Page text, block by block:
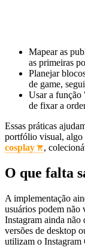
Mapear as
as primeiras
Planejar
de game,
Usar a função
de fixar a
Essas práticas
portfólio visual, algo
cosplay
,
O que falta
A implementação
usuários podem não
Instagram ainda não
versões de desktop
utilizam o Instagram